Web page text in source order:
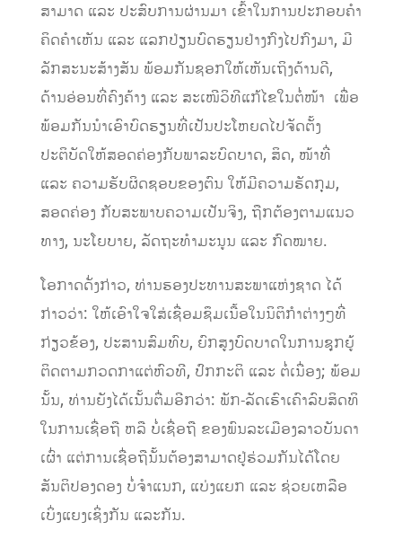
ສາມາດ ແລະ ປະສົບການຜ່ານມາ ເຂົ້າໃນການປະກອບຄໍາ
ຄິດຄໍາເຫັນ ແລະ ແລກປ່ຽນບົດຮຽນຢ່າງກົງໄປກົງມາ, ມີ
ລັກສະນະສ້າງສັນ ພ້ອມກັນຊອກໃຫ້ເຫັນເຖິງດ້ານດີ,
ດ້ານອ່ອນທີ່ຄົງຄ້າງ ແລະ ສະເໜີວິທີແກ້ໄຂໃນຕໍ່ໜ້າ ເພື່ອ
ພ້ອມກັນນຳເອົາບົດຮຽນທີ່ເປັນປະໂຫຍດໄປຈັດຕັ້ງ
ປະຕິບັດໃຫ້ສອດຄ່ອງກັບພາລະບົດບາດ, ສິດ, ໜ້າທີ່
ແລະ ຄວາມຮັບຜິດຊອບຂອງຕົນ ໃຫ້ມີຄວາມຮັດກຸມ,
ສອດຄ່ອງ ກັບສະພາບຄວາມເປັນຈິງ, ຖືກຕ້ອງຕາມແນວ
ທາງ, ນະໂຍບາຍ, ລັດຖະທຳມະນູນ ແລະ ກົດໝາຍ.
ໂອກາດດັ່ງກ່າວ, ທ່ານຮອງປະທານສະພາແຫ່ງຊາດ ໄດ
ກ່າວວ່າ: ໃຫ້ເອົາໃຈໃສ່ເຊື່ອມຊຶມເນື້ອໃນນິຕິກຳຕ່າງໆທີ່
ກ່ຽວຂ້ອງ, ປະສານສົມທົບ, ຍົກສູງບົດບາດໃນການຊຸກຍູ້
ຕິດຕາມກວດກາແຕ່ຫົວທີ, ປົກກະຕິ ແລະ ຕໍ່ເນືອງ; ພ້ອມ
ນັ້ນ, ທ່ານຍັງໄດ້ເນັ້ນຕື່ມອີກວ່າ: ພັກ-ລັດເຮົາເຄົາລົບສິດທິ
ໃນການເຊື່ອຖື ຫລື ບໍ່ເຊື່ອຖື ຂອງພົນລະເມືອງລາວບັນດາ
ເຜົ່າ ແຕ່ການເຊື່ອຖືນັ້ນຕ້ອງສາມາດຢູ່ຮ່ວມກັນໄດ້ໂດຍ
ສັນຕິປອງດອງ ບໍ່ຈຳແນກ, ແບ່ງແຍກ ແລະ ຊ່ວຍເຫລືອ
ເບິ່ງແຍງເຊິ່ງກັນ ແລະກັນ.